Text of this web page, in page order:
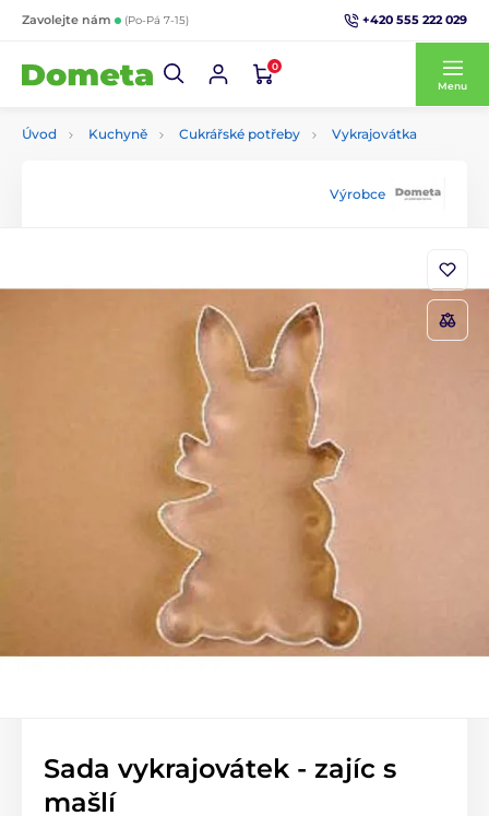
Zavolejte nám (Po-Pá 7-15) +420 555 222 029
0
Menu
Úvod Kuchyně Cukrářské potřeby Vykrajovátka
Výrobce
Sada vykrajovátek - zajíc s
mašlí